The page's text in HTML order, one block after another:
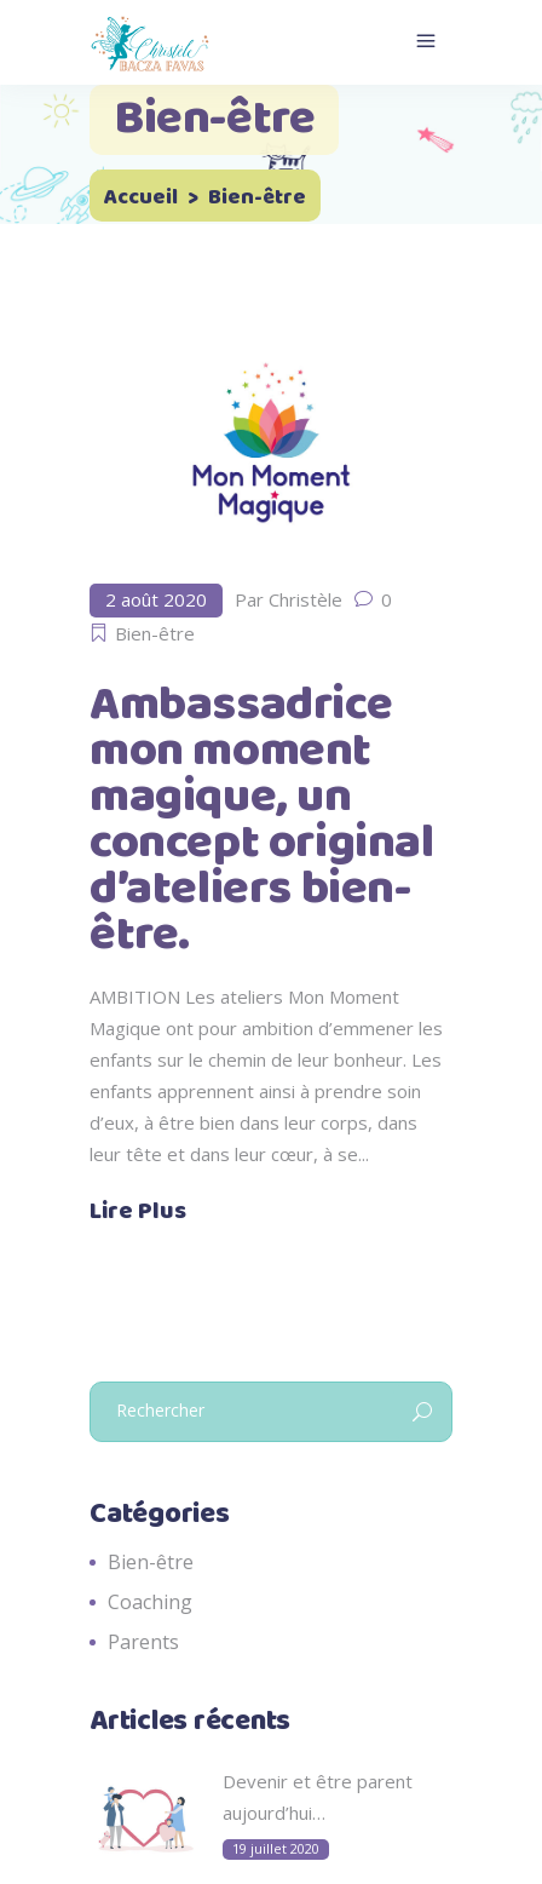
Bien-être
Accueil > Bien-être
2 août 2020 Par Christèle
0
Bien-être
Ambassadrice
mon moment
magique, un
concept original
d’ateliers bien-
être.
AMBITION Les ateliers Mon Moment
Magique ont pour ambition d’emmener les
enfants sur le chemin de leur bonheur. Les
enfants apprennent ainsi à prendre soin
d’eux, à être bien dans leur corps, dans
leur tête et dans leur cœur, à se
Lire Plus
Search
for:
Catégories
Bien-être
Coaching
Parents
Articles récents
Devenir et être parent
aujourd’hui…
19 juillet 2020